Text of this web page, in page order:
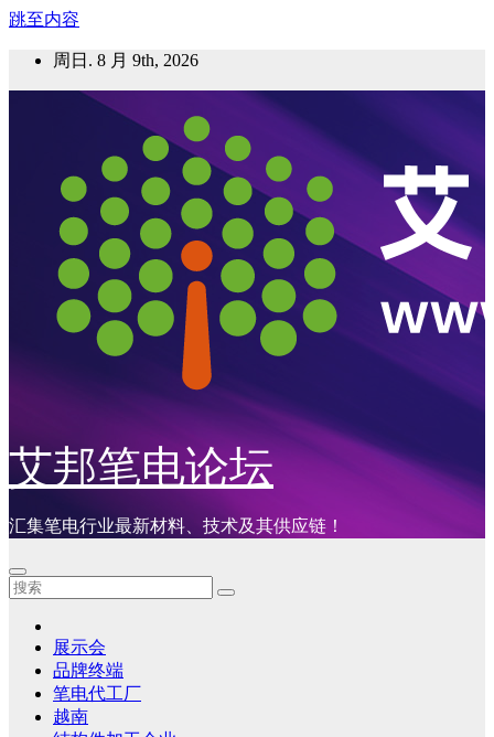
跳至内容
周日. 8 月 9th, 2026
艾邦笔电论坛
汇集笔电行业最新材料、技术及其供应链！
展示会
品牌终端
笔电代工厂
越南